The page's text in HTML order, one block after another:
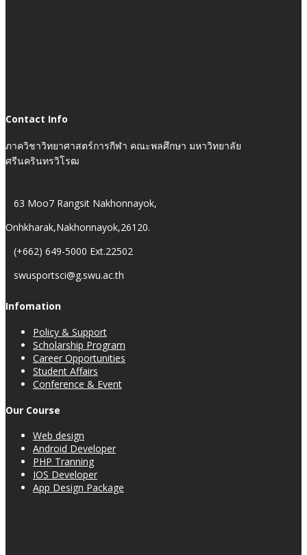
Contact Info
ภาควิชาวิทยาศาสตร์การกีฬา คณะพลศึกษา มหาวิทยาลัย
ศรีนครินทรวิโรฒ
63 Moo7 Rangsit Nakhonnayok,
Onhkharak,Nakhonnayok,26120.
(+662) 649-5000 Ext.22502
swusportsci@g.swu.ac.th
Infomation
Policy & Support
Scholarship Program
Career Opportunities
Student Affairs
Conference & Event
Our Course
Web design
Android Developer
PHP Tranning
IOS Developer
App Design Package